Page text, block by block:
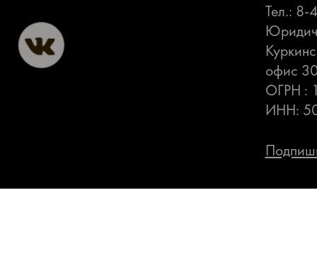
Тел.: 8-
офис
ОГРН :
ИНН: